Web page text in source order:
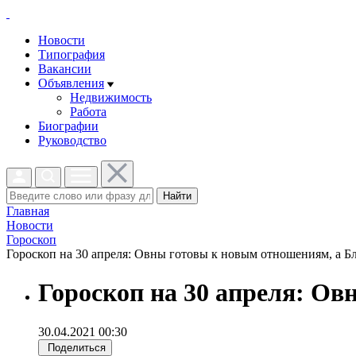
Новости
Типография
Вакансии
Объявления
Недвижимость
Работа
Биографии
Руководство
Найти
Главная
Новости
Гороскоп
Гороскоп на 30 апреля: Овны готовы к новым отношениям, а
Гороскоп на 30 апреля:
30.04.2021 00:30
Поделиться